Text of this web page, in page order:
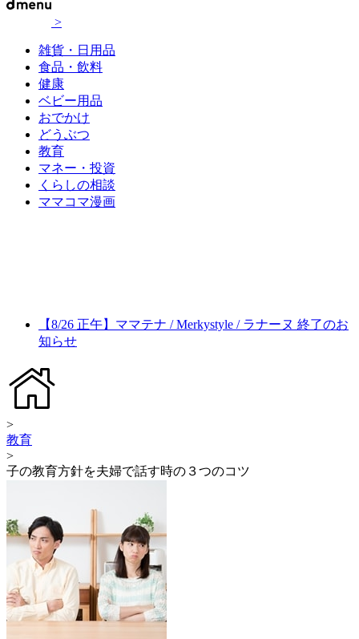
>
雑貨・日用品
食品・飲料
健康
ベビー用品
おでかけ
どうぶつ
教育
マネー・投資
くらしの相談
ママコマ漫画
【8/26 正午】ママテナ / Merkystyle / ラナーヌ 終了のお
知らせ
>
教育
>
子の教育方針を夫婦で話す時の３つのコツ